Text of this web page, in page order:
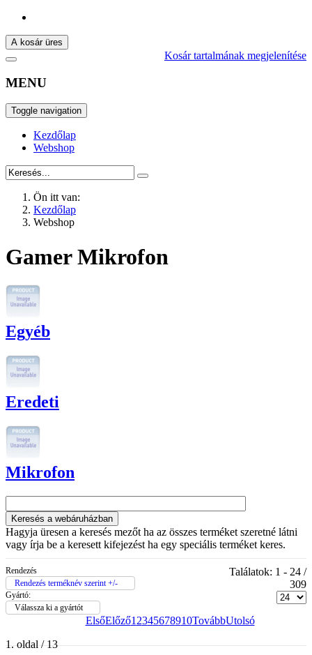
A kosár üres
Kosár tartalmának megjelenítése
MENU
Toggle navigation
Kezdőlap
Webshop
Ön itt van:
Kezdőlap
Webshop
Gamer Mikrofon
Egyéb
Eredeti
Mikrofon
Hagyja üresen a keresés mezőt ha az összes terméket szeretné látni
vagy írja be a keresett kifejezést ha egy speciális terméket keres.
Rendezés
Rendezés terméknév szerint +/-
Gyártó:
Válassza ki a gyártót
Találatok: 1 - 24 /
309
ElsőElőző1 2345678910TovábbUtolsó
1. oldal / 13